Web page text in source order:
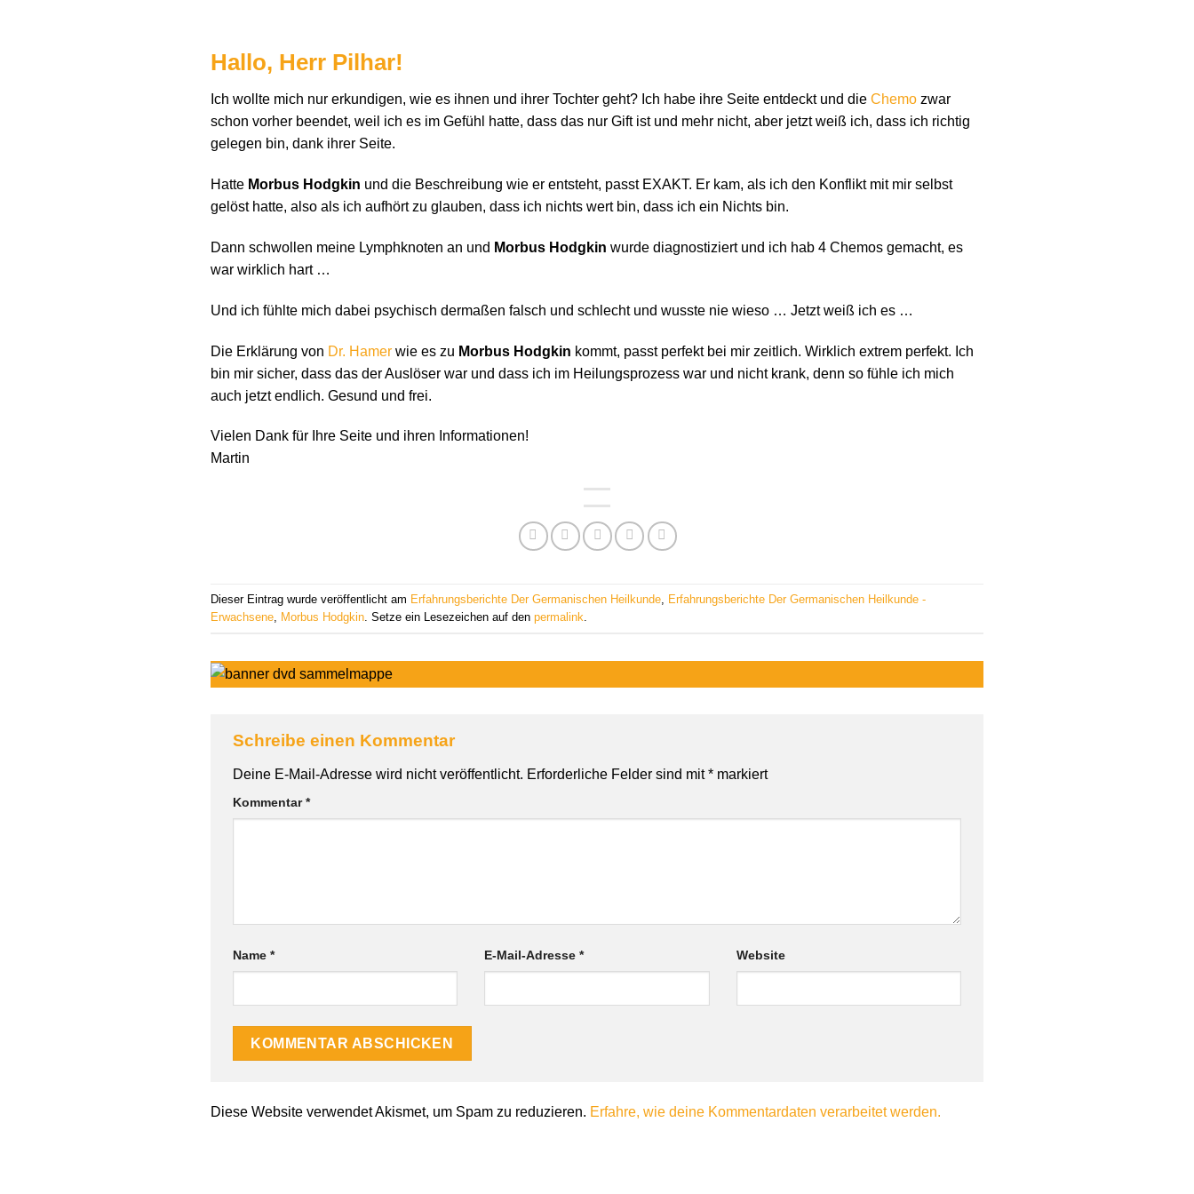
Hallo, Herr Pilhar!
Ich wollte mich nur erkundigen, wie es ihnen und ihrer Tochter geht? Ich habe ihre Seite entdeckt und die Chemo zwar
schon vorher beendet, weil ich es im Gefühl hatte, dass das nur Gift ist und mehr nicht, aber jetzt weiß ich, dass ich richtig
gelegen bin, dank ihrer Seite.
Hatte Morbus Hodgkin und die Beschreibung wie er entsteht, passt EXAKT. Er kam, als ich den Konflikt mit mir selbst
gelöst hatte, also als ich aufhört zu glauben, dass ich nichts wert bin, dass ich ein Nichts bin.
Dann schwollen meine Lymphknoten an und Morbus Hodgkin wurde diagnostiziert und ich hab 4 Chemos gemacht, es
war wirklich hart …
Und ich fühlte mich dabei psychisch dermaßen falsch und schlecht und wusste nie wieso … Jetzt weiß ich es …
Die Erklärung von Dr. Hamer wie es zu Morbus Hodgkin kommt, passt perfekt bei mir zeitlich. Wirklich extrem perfekt. Ich
bin mir sicher, dass das der Auslöser war und dass ich im Heilungsprozess war und nicht krank, denn so fühle ich mich
auch jetzt endlich. Gesund und frei.
Vielen Dank für Ihre Seite und ihren Informationen!
Martin
Dieser Eintrag wurde veröffentlicht am Erfahrungsberichte Der Germanischen Heilkunde
Erfahrungsberichte Der Germanischen Heilkunde -
Erwachsene
Morbus Hodgkin . Setze ein Lesezeichen auf den permalink
Schreibe einen Kommentar
Deine E-Mail-Adresse wird nicht veröffentlicht. Erforderliche Felder sind mit* markiert
Kommentar*
Name * E-Mail-Adresse* Website
Diese Website verwendet Akismet, um Spam zu reduzieren. Erfahre, wie deine Kommentardaten verarbeitet werden.